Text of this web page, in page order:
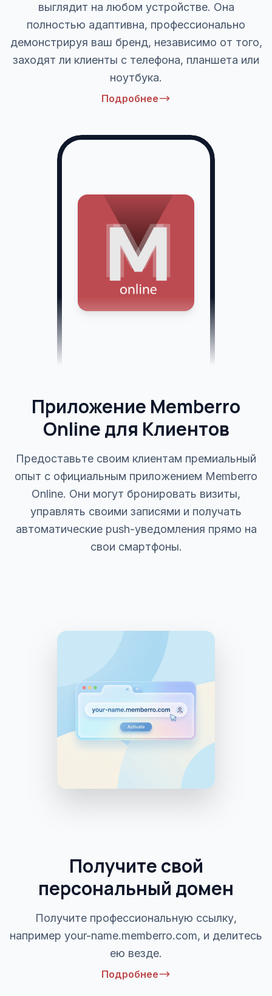
выглядит на любом устройстве. Она
полностью адаптивна, профессионально
демонстрируя ваш бренд, независимо от того,
заходят ли клиенты с телефона, планшета или
ноутбука.
Подробнее
Приложение Memberro
Online для Клиентов
Предоставьте своим клиентам премиальный
опыт с официальным приложением Memberro
Online. Они могут бронировать визиты,
управлять своими записями и получать
автоматические push-уведомления прямо на
свои смартфоны.
Получите свой
персональный домен
Получите профессиональную ссылку,
например your-name.memberro.com, и делитесь
ею везде.
Подробнее